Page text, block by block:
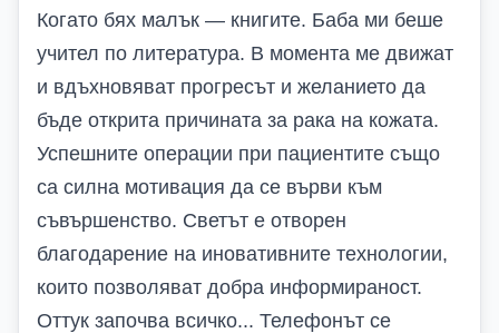
Когато бях малък — книгите. Баба ми беше
учител по литература. В момента ме движат
и вдъхновяват прогресът и желанието да
бъде открита причината за рака на кожата.
Успешните операции при пациентите също
са силна мотивация да се върви към
съвършенство. Светът е отворен
благодарение на иновативните технологии,
които позволяват добра информираност.
Оттук започва всичко... Телефонът се